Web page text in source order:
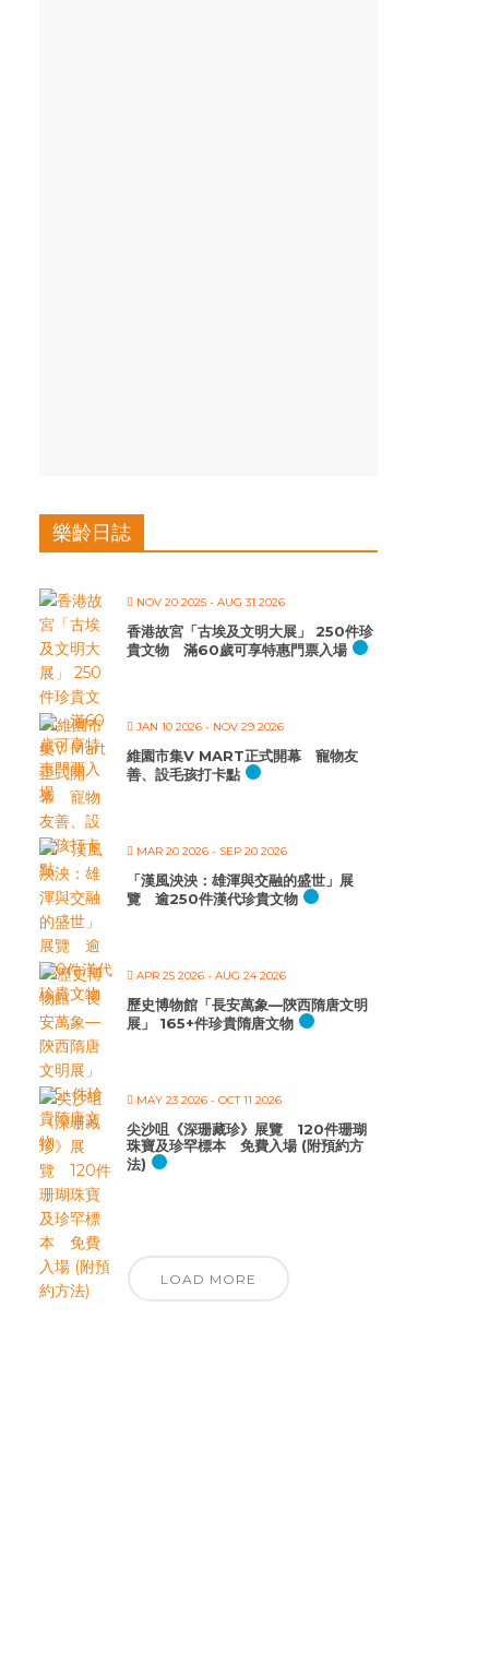
樂齡日誌
NOV 20 2025 - AUG 31 2026
香港故宮「古埃及文明大展」 250件珍
貴文物 滿60歲可享特惠門票入場
JAN 10 2026 - NOV 29 2026
維園市集V MART正式開幕 寵物友
善、設毛孩打卡點
MAR 20 2026 - SEP 20 2026
「漢風泱泱：雄渾與交融的盛世」展
覽 逾250件漢代珍貴文物
APR 25 2026 - AUG 24 2026
歷史博物館「長安萬象—陝西隋唐文明
展」 165+件珍貴隋唐文物
MAY 23 2026 - OCT 11 2026
尖沙咀《深珊藏珍》展覽 120件珊瑚
珠寶及珍罕標本 免費入場 (附預約方
法)
LOAD MORE